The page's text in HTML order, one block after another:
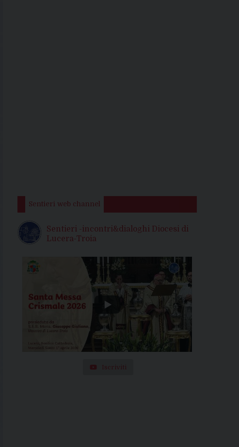
Sentieri web channel
Sentieri -incontri&dialoghi Diocesi di
Lucera-Troia
Iscriviti